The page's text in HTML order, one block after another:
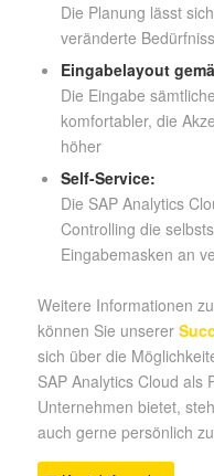
Die Planung lässt
veränderte
Eingabelayout
Die Eingabe
komfortabler, die
höher
Self-Service:
Die SAP Analytics
Controlling die
Eingabemasken an
Weitere Informationen
können Sie unserer
sich über die
SAP Analytics Cloud als
Unternehmen bietet,
auch gerne persönlich